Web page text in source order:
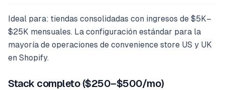
Ideal para: tiendas consolidadas con ingresos de $5K–
$25K mensuales. La configuración estándar para la
mayoría de operaciones de convenience store US y UK
en Shopify.
Stack completo ($250–$500/mo)